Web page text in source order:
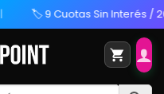
🏷️ 9 Cuotas Sin Interés / 20%